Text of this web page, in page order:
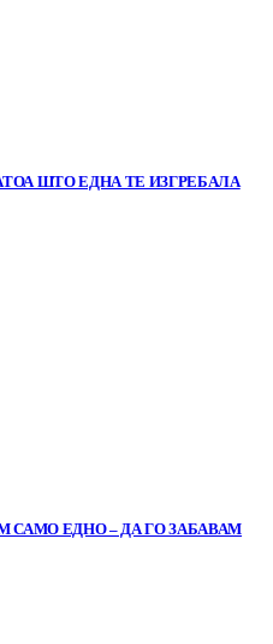
ШТО ЕДНА ТЕ ИЗГРЕБАЛА
САМО ЕДНО – ДА ГО ЗАБАВАМ